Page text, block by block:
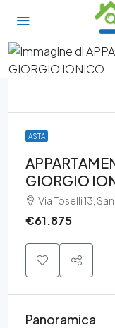
ASTA
GIORGIO
Via Toselli 13,
€61.875
Panoramica